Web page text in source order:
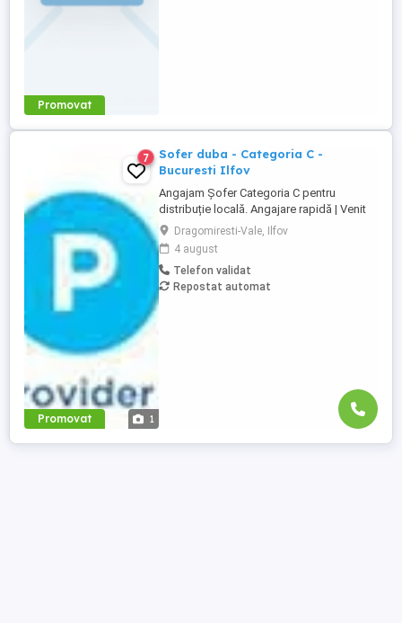
Promovat
Promovat 1
7
Sofer duba - Categoria C -
Bucuresti Ilfov
Angajam Șofer Categoria C pentru
distribuție locală. Angajare rapidă | Venit
stabil | Curse locale | Program predictibil
Contract de muncă pe perioadă
nedeterminată Locație depozit:
Dragomirești Vale, Str. Virginia nr. 2,
Ilfov(pe Autostrada A1 km 13, lângă
Dragomiresti-Vale, Ilfov
4 august
Telefon validat
Repostat automat